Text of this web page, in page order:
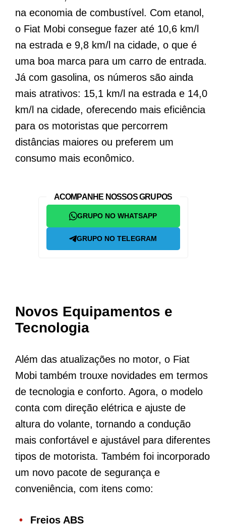
na economia de combustível. Com etanol,
o Fiat Mobi consegue fazer até 10,6 km/l
na estrada e 9,8 km/l na cidade, o que é
uma boa marca para um carro de entrada.
Já com gasolina, os números são ainda
mais atrativos: 15,1 km/l na estrada e 14,0
km/l na cidade, oferecendo mais eficiência
para os motoristas que percorrem
distâncias maiores ou preferem um
consumo mais econômico.
ACOMPANHE NOSSOS GRUPOS
GRUPO NO WHATSAPP
GRUPO NO TELEGRAM
Novos Equipamentos e
Tecnologia
Além das atualizações no motor, o Fiat
Mobi também trouxe novidades em termos
de tecnologia e conforto. Agora, o modelo
conta com direção elétrica e ajuste de
altura do volante, tornando a condução
mais confortável e ajustável para diferentes
tipos de motorista. Também foi incorporado
um novo pacote de segurança e
conveniência, com itens como:
Freios ABS